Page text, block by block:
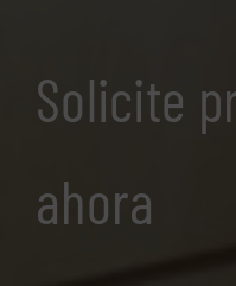
Solicite
ahora